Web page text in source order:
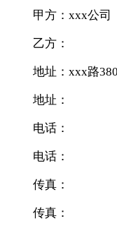
甲方：xxx公司
乙方：
地址：xxx路380
地址：
电话：
电话：
传真：
传真：